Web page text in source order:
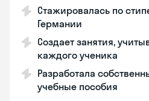
Стажировалась по
Германии
Создает занятия,
каждого ученика
Разработала
учебные пособия